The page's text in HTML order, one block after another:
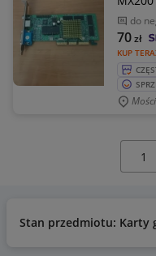
do
KUP
70zł
Stan przedmiotu: Karty